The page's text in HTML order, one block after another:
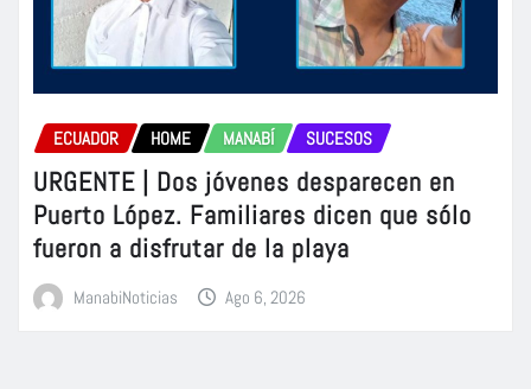
ECUADOR HOME MANABÍ SUCESOS
URGENTE | Dos jóvenes desparecen en
Puerto López. Familiares dicen que sólo
fueron a disfrutar de la playa
ManabiNoticias Ago 6, 2026